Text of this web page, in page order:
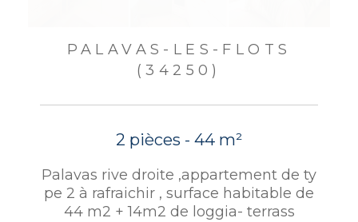
PALAVAS-LES-FLOTS
(34250)
2 pièces - 44 m²
Palavas rive droite ,appartement de ty
pe 2 à rafraichir , surface habitable de
44 m2 + 14m2 de loggia- terrass